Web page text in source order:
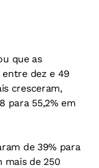
que as
dez e 49
cresceram,
para 55,2% em
de 39% para
mais de 250